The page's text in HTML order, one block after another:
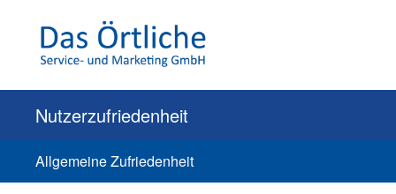
Nutzerzufriedenheit
Allgemeine Zufriedenheit